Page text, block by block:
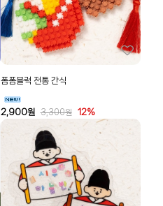
폼폼블럭 전통 간식
2,900원 3,300원 12%